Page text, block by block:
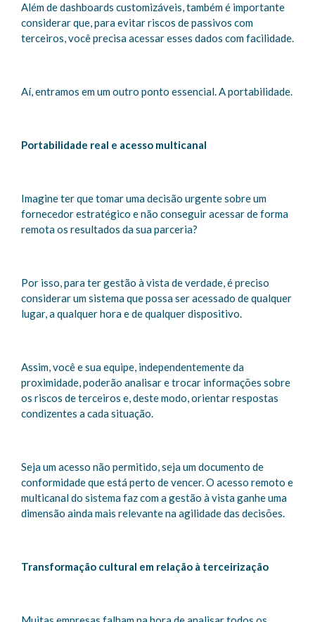
Além de dashboards customizáveis, também é importante
considerar que, para evitar riscos de passivos com
terceiros, você precisa acessar esses dados com facilidade.
Aí, entramos em um outro ponto essencial. A portabilidade.
Portabilidade real e acesso multicanal
Imagine ter que tomar uma decisão urgente sobre um
fornecedor estratégico e não conseguir acessar de forma
remota os resultados da sua parceria?
Por isso, para ter gestão à vista de verdade, é preciso
considerar um sistema que possa ser acessado de qualquer
lugar, a qualquer hora e de qualquer dispositivo.
Assim, você e sua equipe, independentemente da
proximidade, poderão analisar e trocar informações sobre
os riscos de terceiros e, deste modo, orientar respostas
condizentes a cada situação.
Seja um acesso não permitido, seja um documento de
conformidade que está perto de vencer. O acesso remoto e
multicanal do sistema faz com a gestão à vista ganhe uma
dimensão ainda mais relevante na agilidade das decisões.
Transformação cultural em relação à terceirização